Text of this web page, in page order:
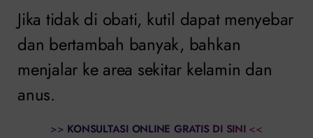
Jika tidak di obati, kutil dapat menyebar
dan bertambah banyak, bahkan
menjalar ke area sekitar kelamin dan
anus.
>> KONSULTASI ONLINE GRATIS DI SINI <<